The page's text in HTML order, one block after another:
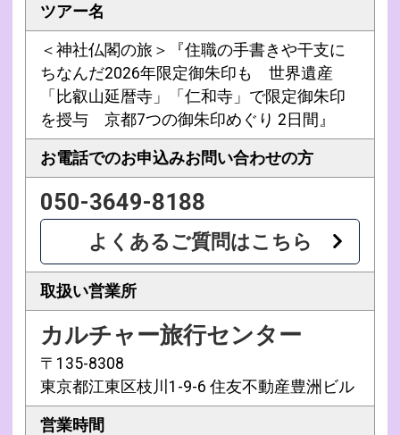
ツアー名
＜神社仏閣の旅＞『住職の手書きや干支に
ちなんだ2026年限定御朱印も 世界遺産
「比叡山延暦寺」「仁和寺」で限定御朱印
を授与 京都7つの御朱印めぐり 2日間』
お電話でのお申込みお問い合わせの方
050-3649-8188
よくあるご質問はこちら
取扱い営業所
カルチャー旅行センター
〒135-8308
東京都江東区枝川1-9-6 住友不動産豊洲ビル
営業時間